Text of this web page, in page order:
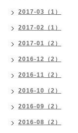
2017-03（1）
2017-02（1）
2017-01（2）
2016-12（2）
2016-11（2）
2016-10（2）
2016-09（2）
2016-08（2）